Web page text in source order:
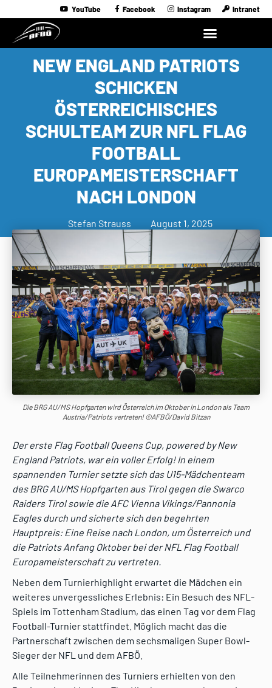
YouTube Facebook Instagram Intranet
NEW ENGLAND PATRIOTS
SCHICKEN
ÖSTERREICHISCHES
SCHULTEAM ZUR NFL FLAG
FOOTBALL
EUROPAMEISTERSCHAFT
NACH LONDON
Stefan Strauss August 1, 2025
Die BRG AU/MS Hopfgarten wird Österreich im Oktober in London als Team
Austria/Patriots vertreten! ©AFBÖ/David Bitzan
Der erste Flag Football Queens Cup, powered by New
England Patriots, war ein voller Erfolg! In einem
spannenden Turnier setzte sich das U15-Mädchenteam
des BRG AU/MS Hopfgarten aus Tirol gegen die Swarco
Raiders Tirol sowie die AFC Vienna Vikings/Pannonia
Eagles durch und sicherte sich den begehrten
Hauptpreis: Eine Reise nach London, um Österreich und
die Patriots Anfang Oktober bei der NFL Flag Football
Europameisterschaft zu vertreten.
Neben dem Turnierhighlight erwartet die Mädchen ein
weiteres unvergessliches Erlebnis: Ein Besuch des NFL-
Spiels im Tottenham Stadium, das einen Tag vor dem Flag
Football-Turnier stattfindet. Möglich macht das die
Partnerschaft zwischen dem sechsmaligen Super Bowl-
Sieger der NFL und dem AFBÖ.
Alle Teilnehmerinnen des Turniers erhielten von den